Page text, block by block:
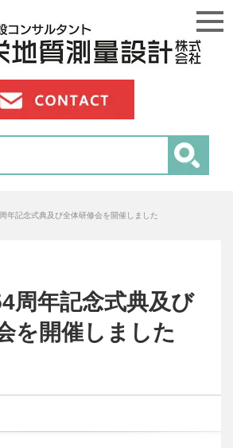
年記念式典及び全体研修会を開催しました
周年記念式典及び
を開催しました